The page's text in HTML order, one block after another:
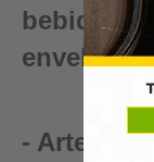
bebida
- Artesanal